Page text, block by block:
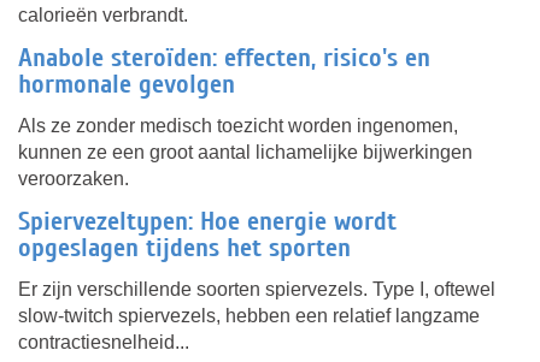
calorieën verbrandt.
Anabole steroïden: effecten, risico's en
hormonale gevolgen
Als ze zonder medisch toezicht worden ingenomen,
kunnen ze een groot aantal lichamelijke bijwerkingen
veroorzaken.
Spiervezeltypen: Hoe energie wordt
opgeslagen tijdens het sporten
Er zijn verschillende soorten spiervezels. Type I, oftewel
slow-twitch spiervezels, hebben een relatief langzame
contractiesnelheid...